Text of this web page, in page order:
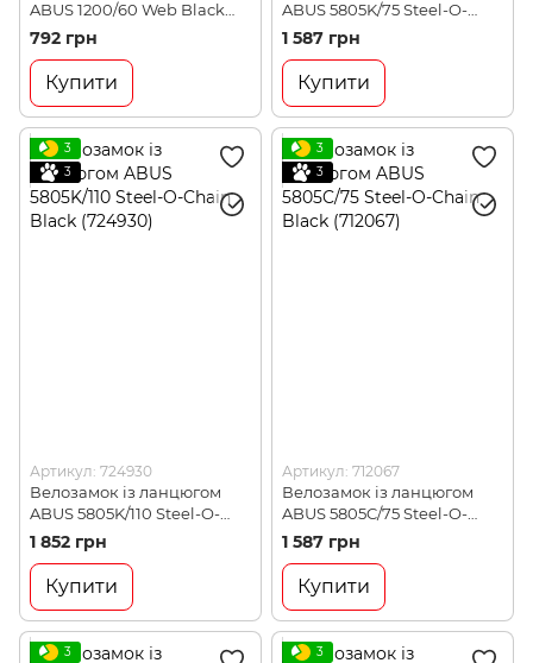
ABUS 1200/60 Web Black
(563416)
792 грн
Купити
ABUS 5805K/75 Steel-O-
Chain Black (712050)
1 587 грн
Купити
3
3
Артикул: 724930
Велозамок із ланцюгом
ABUS 5805K/110 Steel-O-
Chain Black (724930)
1 852 грн
Купити
3
3
Артикул: 712067
Велозамок із ланцюгом
ABUS 5805C/75 Steel-O-
Chain Black (712067)
1 587 грн
Купити
3 3